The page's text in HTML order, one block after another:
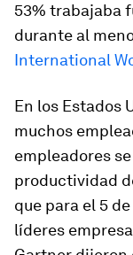
53% trabajaba
durante al
International
En los Estados
muchos
empleadores
productividad
que para el 5
líderes